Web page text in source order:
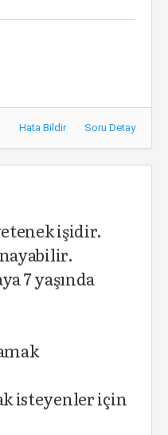
Hata Bildir Soru Detay
işidir.
7 yaşında
isteyenler için